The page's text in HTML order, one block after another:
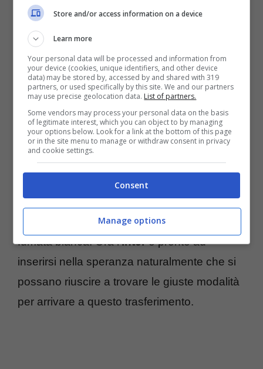
farlo c’è bisogno di andare ad individuare
giocatori di prospettiva, ma comunque pronti
per dare una mano molto importante ai
nerazzurri.
Stando alle ultime indiscrezioni,Marotta
potrebbe valutare per il prossimo
calciomercatoanche il nome di Reyna.
L’americano si sta mettendo in mostra con il
Borussia Dortmund e da tempo è cercato
dalle big. Ci ha pensato in passato anche il
, senza, però, riuscire ad arrivare alla
fumata bianca. Ora l’Interè pronto ad
inserirsi nella speranza naturalmente che si
possano riuscire a trovare le giuste modalità
per arrivare a questo trasferimento.
Store and/or access information on a device
Learn more
Your personal data will be processed and information from
your device (cookies, unique identifiers, and other device
data) may be stored by, accessed by and shared with 319
partners, or used specifically by this site. We and our partners
may use precise geolocation data. List of partners.
Some vendors may process your personal data on the basis
of legitimate interest, which you can object to by managing
your options below. Look for a link at the bottom of this page
or in the site menu to manage or withdraw consent in privacy
and cookie settings.
Consent
Manage options